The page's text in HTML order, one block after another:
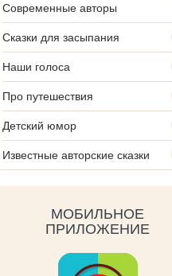
Современные авторы
Сказки для засыпания
Наши голоса
Про путешествия
Детский юмор
Известные авторские сказки
МОБИЛЬНОЕ
ПРИЛОЖЕНИЕ